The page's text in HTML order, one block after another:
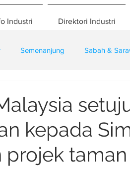
Industri Direktori Industri
Semenanjung Sabah &
kepada
projek